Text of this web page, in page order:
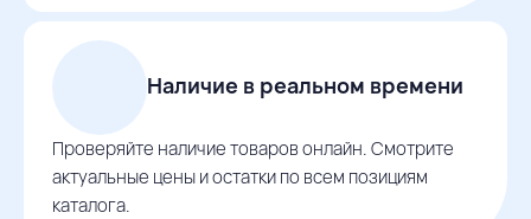
Наличие в реальном времени
Проверяйте наличие товаров онлайн. Смотрите
актуальные цены и остатки по всем позициям
каталога.